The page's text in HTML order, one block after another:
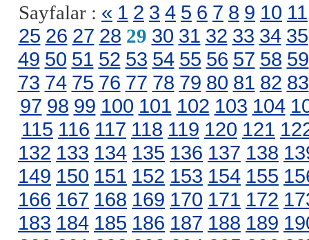
Sayfalar : « 1 2 3 4 5 6 7 8 9 10 11
25 26 27 28 29 30 31 32 33 34 35
49 50 51 52 53 54 55 56 57 58 59
73 74 75 76 77 78 79 80 81 82 83
97 98 99 100 101 102 103 104
115 116 117 118 119 120 121
132 133 134 135 136 137 138
149 150 151 152 153 154 155
166 167 168 169 170 171 172
183 184 185 186 187 188 189